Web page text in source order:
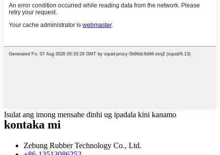
Isulat ang imong mensahe dinhi ug ipadala kini kanamo
kontaka mi
Zebung Rubber Technology Co., Ltd.